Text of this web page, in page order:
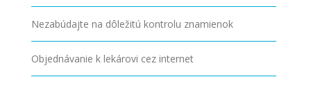
Nezabúdajte na dôležitú kontrolu znamienok
Objednávanie k lekárovi cez internet